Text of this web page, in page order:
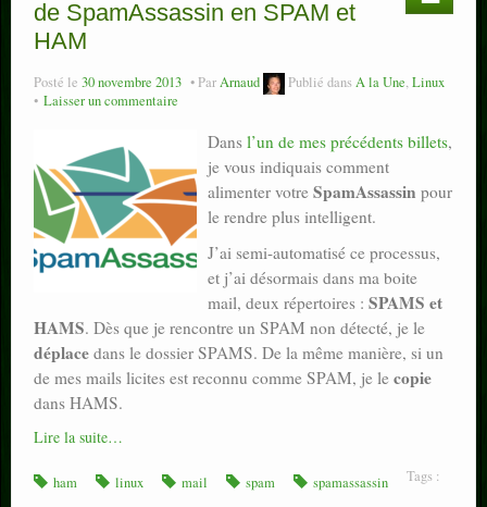
de SpamAssassin en SPAM et
HAM
Posté le 30 novembre 2013 ParArnaud Publié dansA la Une,Linux
Laisser un commentaire
Dans l’un de mes précédents billets,
je vous indiquais comment
alimenter votre SpamAssassin pour
le rendre plus intelligent.
J’ai semi-automatisé ce processus,
et j’ai désormais dans ma boite
mail, deux répertoires : SPAMS et
HAMS. Dès que je rencontre un SPAM non détecté, je le
déplace dans le dossier SPAMS. De la même manière, si un
de mes mails licites est reconnu comme SPAM, je le copie
dans HAMS.
Lire la suite…
Tags :
ham linux mail spam spamassassin